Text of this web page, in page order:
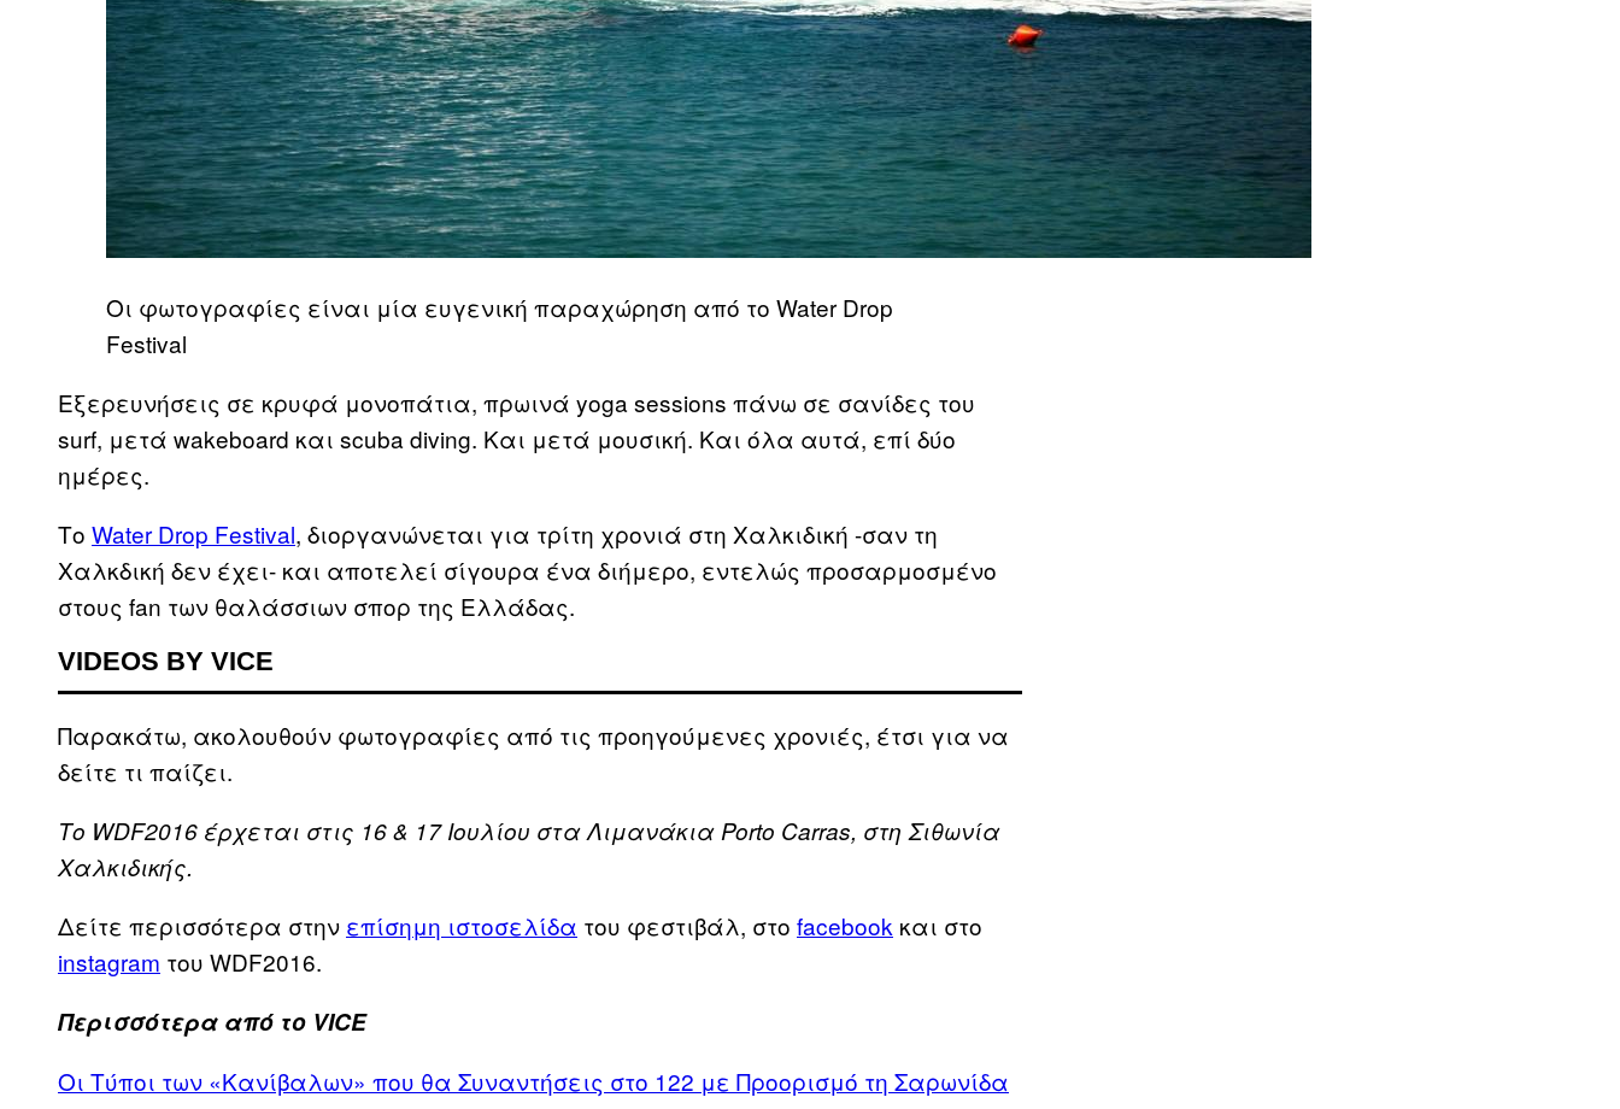
Oι φωτογραφίες είναι μία ευγενική παραχώρηση από το Water Drop
Festival
Eξερευνήσεις σε κρυφά μονοπάτια, πρωινά yoga sessions πάνω σε σανίδες του
surf, μετά wakeboard και scuba diving. Και μετά μουσική. Και όλα αυτά, επί δύο
ημέρες.
Το Water Drop Festival, διοργανώνεται για τρίτη χρονιά στη Χαλκιδική -σαν τη
Χαλκδική δεν έχει- και αποτελεί σίγουρα ένα διήμερο, εντελώς προσαρμοσμένο
στους fan των θαλάσσιων σπορ της Ελλάδας.
VIDEOS BY VICE
Παρακάτω, ακολουθούν φωτογραφίες από τις προηγούμενες χρονιές, έτσι για να
δείτε τι παίζει.
Το WDF2016 έρχεται στις 16 & 17 Ιουλίου στα Λιμανάκια Porto Carras, στη Σιθωνία
Χαλκιδικής.
Δείτε περισσότερα στην επίσημη ιστοσελίδα του φεστιβάλ, στο facebook και στο
instagram του WDF2016.
Περισσότερα από το VICE
Oι Τύποι των «Κανίβαλων» που θα Συναντήσεις στο 122 με Προορισμό τη Σαρωνίδα